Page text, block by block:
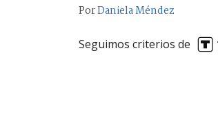
PorDaniela Méndez
Seguimos criterios de